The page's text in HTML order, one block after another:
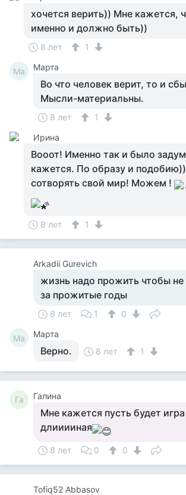
хочется верить)) Мне кажется,
именно и должно быть))
8 лет 1
Ма Марта
Во что человек верит, то и
Мысли-материальны.
8 лет
1
Ирина
Вооот! Именно так и было
кажется. По образу и
сотворять свой мир! Можем !
8 лет 1
Arkadii Gurevich
жизнь надо прожить чтобы
за прожитые годы
8 лет 1 0
Ма Марта
Верно. 8 лет 1
Га Галина
Мне кажется пусть будет
длииииная
8 лет 0 0
Tofiq52 Abbasov